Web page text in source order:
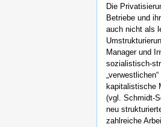
Die
Betriebe und
auch nicht als
Manager und
sozialistisch-
kapitalistische
(vgl. Schmidt-
neu
zahlreiche